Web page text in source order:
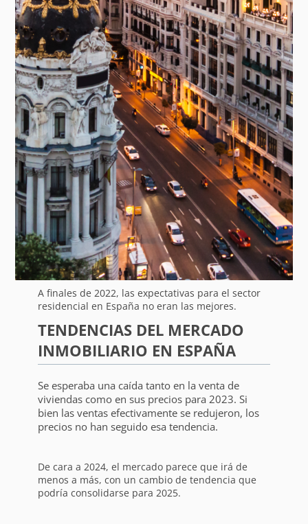
A finales de 2022, las expectativas para el sector
residencial en España no eran las mejores.
TENDENCIAS DEL MERCADO
INMOBILIARIO EN ESPAÑA
Se esperaba una caída tanto en la venta de
viviendas como en sus precios para 2023. Si
bien las ventas efectivamente se redujeron, los
precios no han seguido esa tendencia.
De cara a 2024, el mercado parece que irá de
menos a más, con un cambio de tendencia que
podría consolidarse para 2025.